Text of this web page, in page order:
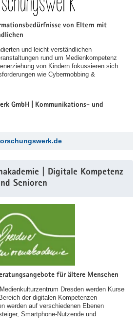
von Eltern mit
und leicht verständlichen
rund um Medienkompetenz
von Kindern fokussieren sich
wie Cybermobbing &
GmbH | Kommunikations- und
| Digitale Kompetenz
Senioren
für ältere Menschen
Dresden werden Kurse
der digitalen Kompetenzen
werden auf verschiedenen Ebenen
Smartphone-Nutzende und